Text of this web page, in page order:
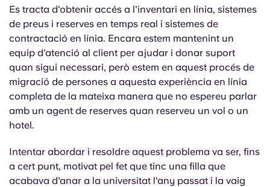
Es tracta d'obtenir accés a l'inventari en línia, sistemes
de preus i reserves en temps real i sistemes de
contractació en línia. Encara estem mantenint un
equip d'atenció al client per ajudar i donar suport
quan sigui necessari, però estem en aquest procés de
migració de persones a aquesta experiència en línia
completa de la mateixa manera que no espereu parlar
amb un agent de reserves quan reserveu un vol o un
hotel.
Intentar abordar i resoldre aquest problema va ser, fins
a cert punt, motivat pel fet que tinc una filla que
acabava d'anar a la universitat l'any passat i la vaig